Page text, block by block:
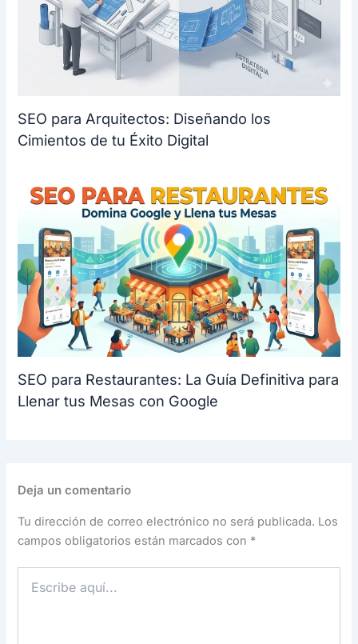
SEO para Arquitectos: Diseñando los
Cimientos de tu Éxito Digital
SEO para Restaurantes: La Guía Definitiva para
Llenar tus Mesas con Google
Deja un comentario
Tu dirección de correo electrónico no será publicada. Los
campos obligatorios están marcados con *
aquí...